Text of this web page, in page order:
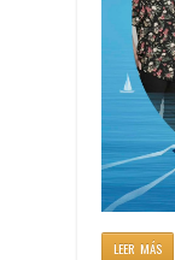
LEER MÁS